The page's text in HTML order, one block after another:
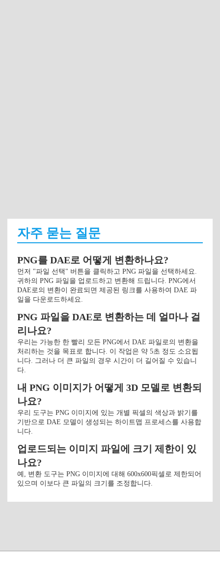
자주 묻는 질문
PNG를 DAE로 어떻게 변환하나요?
먼저 "파일 선택" 버튼을 클릭하고 PNG 파일을 선택하세요.
귀하의 PNG 파일을 업로드하고 변환해 드립니다. PNG에서
DAE로의 변환이 완료되면 제공된 링크를 사용하여 DAE 파
일을 다운로드하세요.
PNG 파일을 DAE로 변환하는 데 얼마나 걸
리나요?
우리는 가능한 한 빨리 모든 PNG에서 DAE 파일로의 변환을
처리하는 것을 목표로 합니다. 이 작업은 약 5초 정도 소요됩
니다. 그러나 더 큰 파일의 경우 시간이 더 길어질 수 있습니
다.
내 PNG 이미지가 어떻게 3D 모델로 변환되
나요?
우리 도구는 PNG 이미지에 있는 개별 픽셀의 색상과 밝기를
기반으로 DAE 모델이 생성되는 하이트맵 프로세스를 사용합
니다.
업로드되는 이미지 파일에 크기 제한이 있
나요?
예, 변환 도구는 PNG 이미지에 대해 600x600픽셀로 제한되어
있으며 이보다 큰 파일의 크기를 조정합니다.